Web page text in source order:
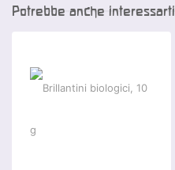
Potrebbe anche interessarti